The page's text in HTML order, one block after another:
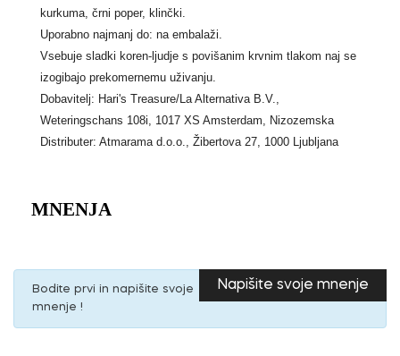
kurkuma, črni poper, klinčki.
Uporabno najmanj do: na embalaži.
Vsebuje sladki koren-ljudje s povišanim krvnim tlakom naj se
izogibajo prekomernemu uživanju.
Dobavitelj: Hari's Treasure/La Alternativa B.V.,
Weteringschans 108i, 1017 XS Amsterdam, Nizozemska
Distributer: Atmarama d.o.o., Žibertova 27, 1000 Ljubljana
MNENJA
Napišite svoje mnenje
Bodite prvi in napišite svoje
mnenje !